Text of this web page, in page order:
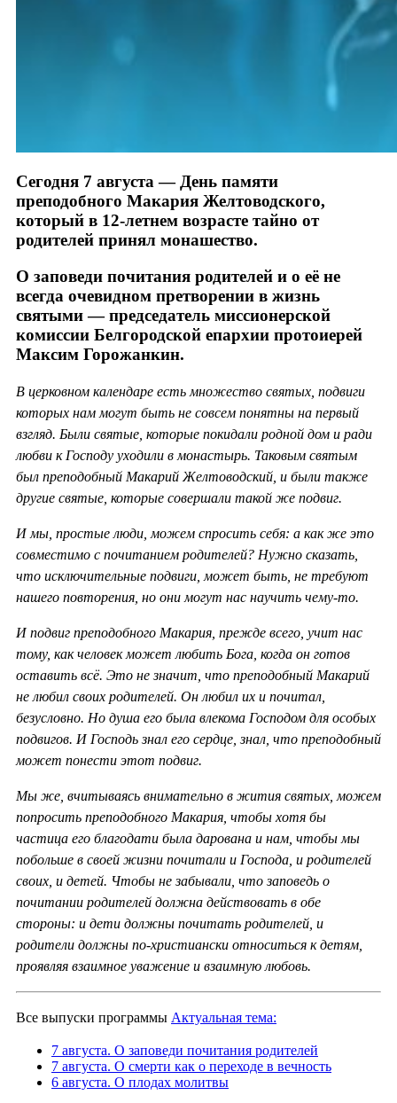
Сегодня 7 августа — День памяти
преподобного Макария Желтоводского,
который в 12-летнем возрасте тайно от
родителей принял монашество.
О заповеди почитания родителей и о её не
всегда очевидном претворении в жизнь
святыми — председатель миссионерской
комиссии Белгородской епархии протоиерей
Максим Горожанкин.
В церковном календаре есть множество святых, подвиги
которых нам могут быть не совсем понятны на первый
взгляд. Были святые, которые покидали родной дом и ради
любви к Господу уходили в монастырь. Таковым святым
был преподобный Макарий Желтоводский, и были также
другие святые, которые совершали такой же подвиг.
И мы, простые люди, можем спросить себя: а как же это
совместимо с почитанием родителей? Нужно сказать,
что исключительные подвиги, может быть, не требуют
нашего повторения, но они могут нас научить чему-то.
И подвиг преподобного Макария, прежде всего, учит нас
тому, как человек может любить Бога, когда он готов
оставить всё. Это не значит, что преподобный Макарий
не любил своих родителей. Он любил их и почитал,
безусловно. Но душа его была влекома Господом для особых
подвигов. И Господь знал его сердце, знал, что преподобный
может понести этот подвиг.
Мы же, вчитываясь внимательно в жития святых, можем
попросить преподобного Макария, чтобы хотя бы
частица его благодати была дарована и нам, чтобы мы
побольше в своей жизни почитали и Господа, и родителей
своих, и детей. Чтобы не забывали, что заповедь о
почитании родителей должна действовать в обе
стороны: и дети должны почитать родителей, и
родители должны по-христиански относиться к детям,
проявляя взаимное уважение и взаимную любовь.
Все выпуски программы Актуальная тема:
7 августа. О заповеди почитания родителей
7 августа. О смерти как о переходе в вечность
6 августа. О плодах молитвы